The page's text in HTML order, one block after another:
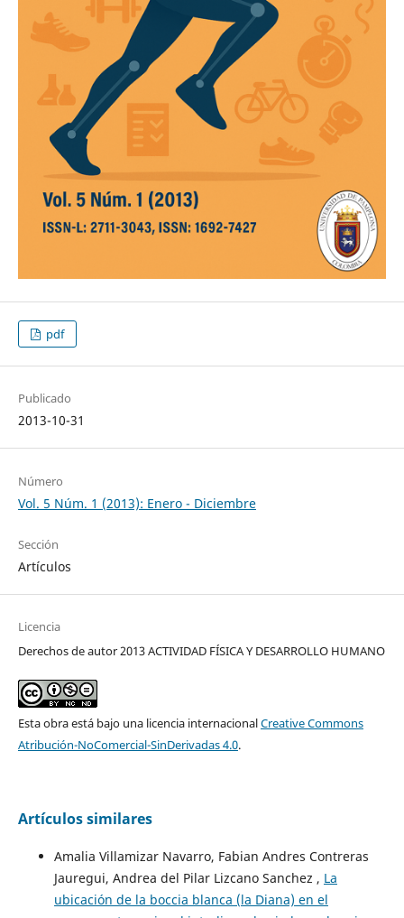
pdf
Publicado
2013-10-31
Número
Vol. 5 Núm. 1 (2013): Enero - Diciembre
Sección
Artículos
Licencia
Derechos de autor 2013 ACTIVIDAD FÍSICA Y DESARROLLO HUMANO
Esta obra está bajo una licencia internacionalCreative Commons
Atribución-NoComercial-SinDerivadas 4.0.
Artículos similares
Amalia Villamizar Navarro, Fabian Andres Contreras
Jauregui, Andrea del Pilar Lizcano Sanchez , La
ubicación de la boccia blanca (la Diana) en el